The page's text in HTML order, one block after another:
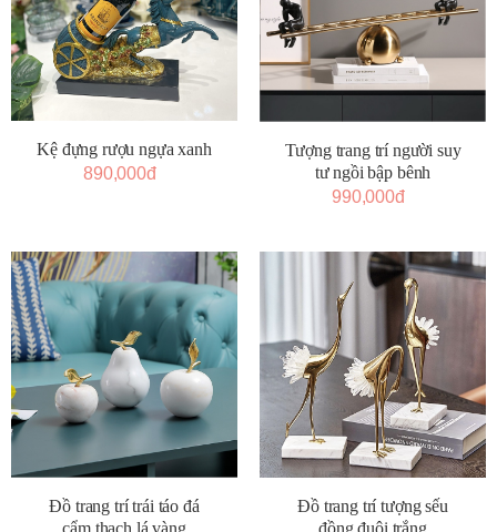
Kệ đựng rượu ngựa xanh
890,000đ
Tượng trang trí người suy
tư ngồi bập bênh
990,000đ
Đồ trang trí trái táo đá
cẩm thạch lá vàng
Đồ trang trí tượng sếu